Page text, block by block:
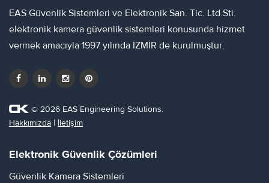
EAS Güvenlik Sistemleri ve Elektronik San. Tic. Ltd.Sti.
elektronik kamera güvenlik sistemleri konusunda hizmet
vermek amacıyla 1997 yılında İZMİR de kurulmuştur.
© 2026 EAS Engineering Solutions.
Hakkımızda | İletişim
Elektronik Güvenlik Çözümleri
Güvenlik Kamera Sistemleri